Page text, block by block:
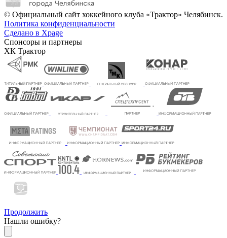
© Официальный сайт хоккейного клуба «Трактор» Челябинск.
Политика конфиденциальности
Сделано в Xpage
Спонсоры и партнеры
ХК Трактор
Продолжить
Нашли ошибку?